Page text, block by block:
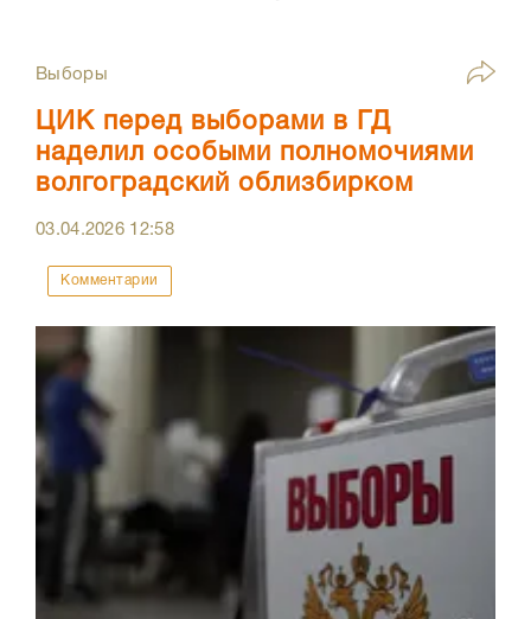
Выборы
ЦИК перед выборами в ГД
наделил особыми полномочиями
волгоградский облизбирком
03.04.2026 12:58
Комментарии